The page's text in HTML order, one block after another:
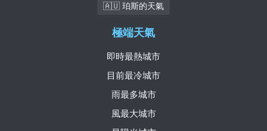
🇦🇺 珀斯的天氣
極端天氣
即時最熱城市
目前最冷城市
雨最多城市
風最大城市